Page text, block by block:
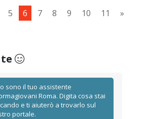
5 6 7 8 9 10 11 »
sono il tuo assistente
Roma. Digita cosa stai
e ti aiuterò a trovarlo sul
portale.